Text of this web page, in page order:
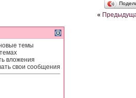
«
темы
вложения
свои сообщения